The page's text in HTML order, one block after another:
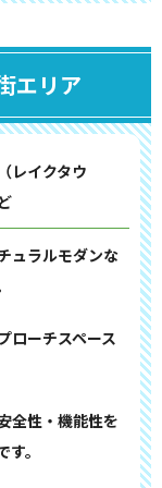
エリア
レイクタウ
ュラルモダンな
ローチスペース
全性・機能性を
。